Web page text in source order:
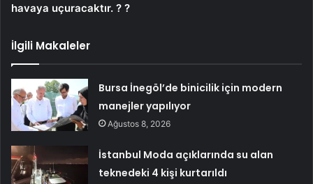
havaya uçuracaktır. ? ?
İlgili Makaleler
Bursa İnegöl’de binicilik için modern
manejler yapılıyor
Ağustos 8, 2026
İstanbul Moda açıklarında su alan
teknedeki 4 kişi kurtarıldı